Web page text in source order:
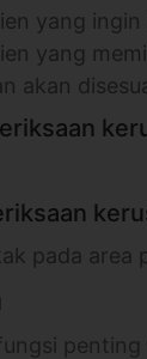
yang
yang
akan
pada area